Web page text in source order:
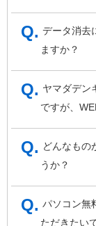
データ消去
ますか？
ヤマダデン
ですが、
どんなもの
うか？
パソコン無
ただきたい